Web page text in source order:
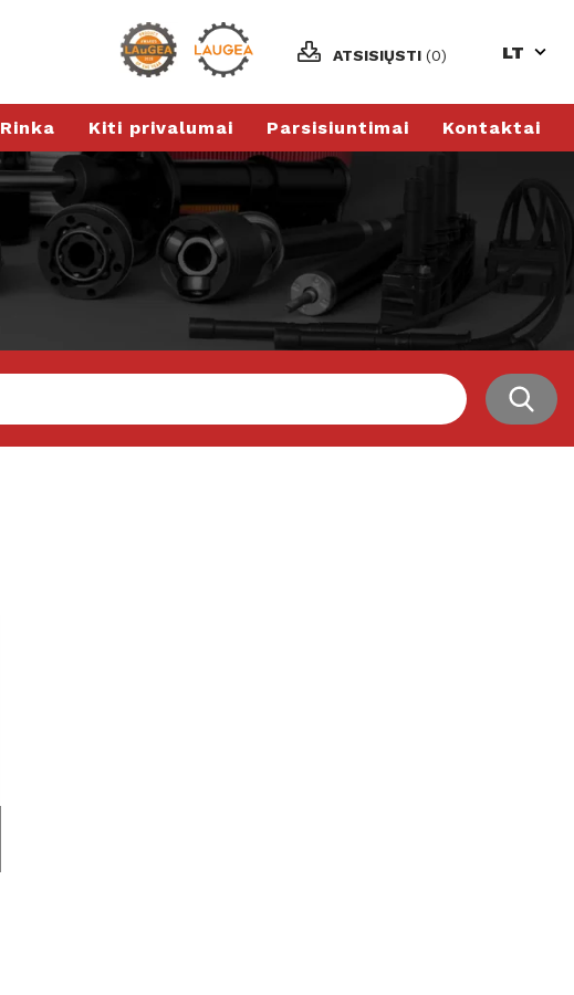
ATSISIŲSTI (0) LT
Rinka Kiti privalumai Parsisiuntimai Kontaktai